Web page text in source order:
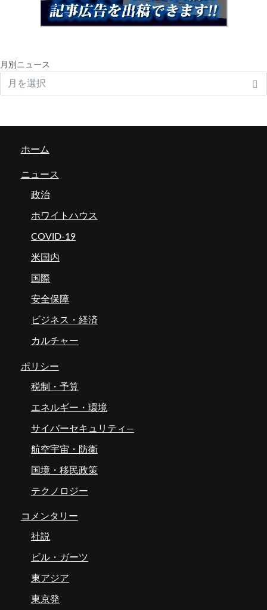
月別ニュース
ホーム
ニュース
政治
ホワイトハウス
COVID-19
米国内
国際
安全保障
ビジネス・経済
カルチャー
ポリシー
税制・予算
エネルギー・環境
サイバーセキュリティ―
航空宇宙・防衛
国境・移民政策
テクノロジー
コメンタリー
社説
ビル・ガーツ
東アジア
東京発